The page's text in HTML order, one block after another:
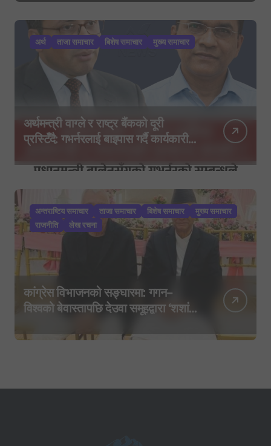
अर्थ ताजा समाचार बिशेष समाचार मुख्य समाचार
अर्थमन्त्री वाग्ले र राष्ट्र बैंकको दूरी
प्रस्टिँदै: गभर्नरलाई बाइपास गर्दै कार्यकारी
अन्तराष्टिय समाचार ताजा समाचार बिशेष समाचार
मुख्य समाचार
राजनीति
लेख रचना
कांग्रेस विभाजनको सङ्घारमा: गगन–
विश्वको बेवास्तापछि देउवा समूहद्वारा ‘शशांक
यात्राको घोषणा तयारी!